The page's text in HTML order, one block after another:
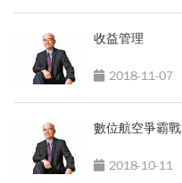
收益管理
2018-11-07
數位航空爭霸戰
2018-10-11